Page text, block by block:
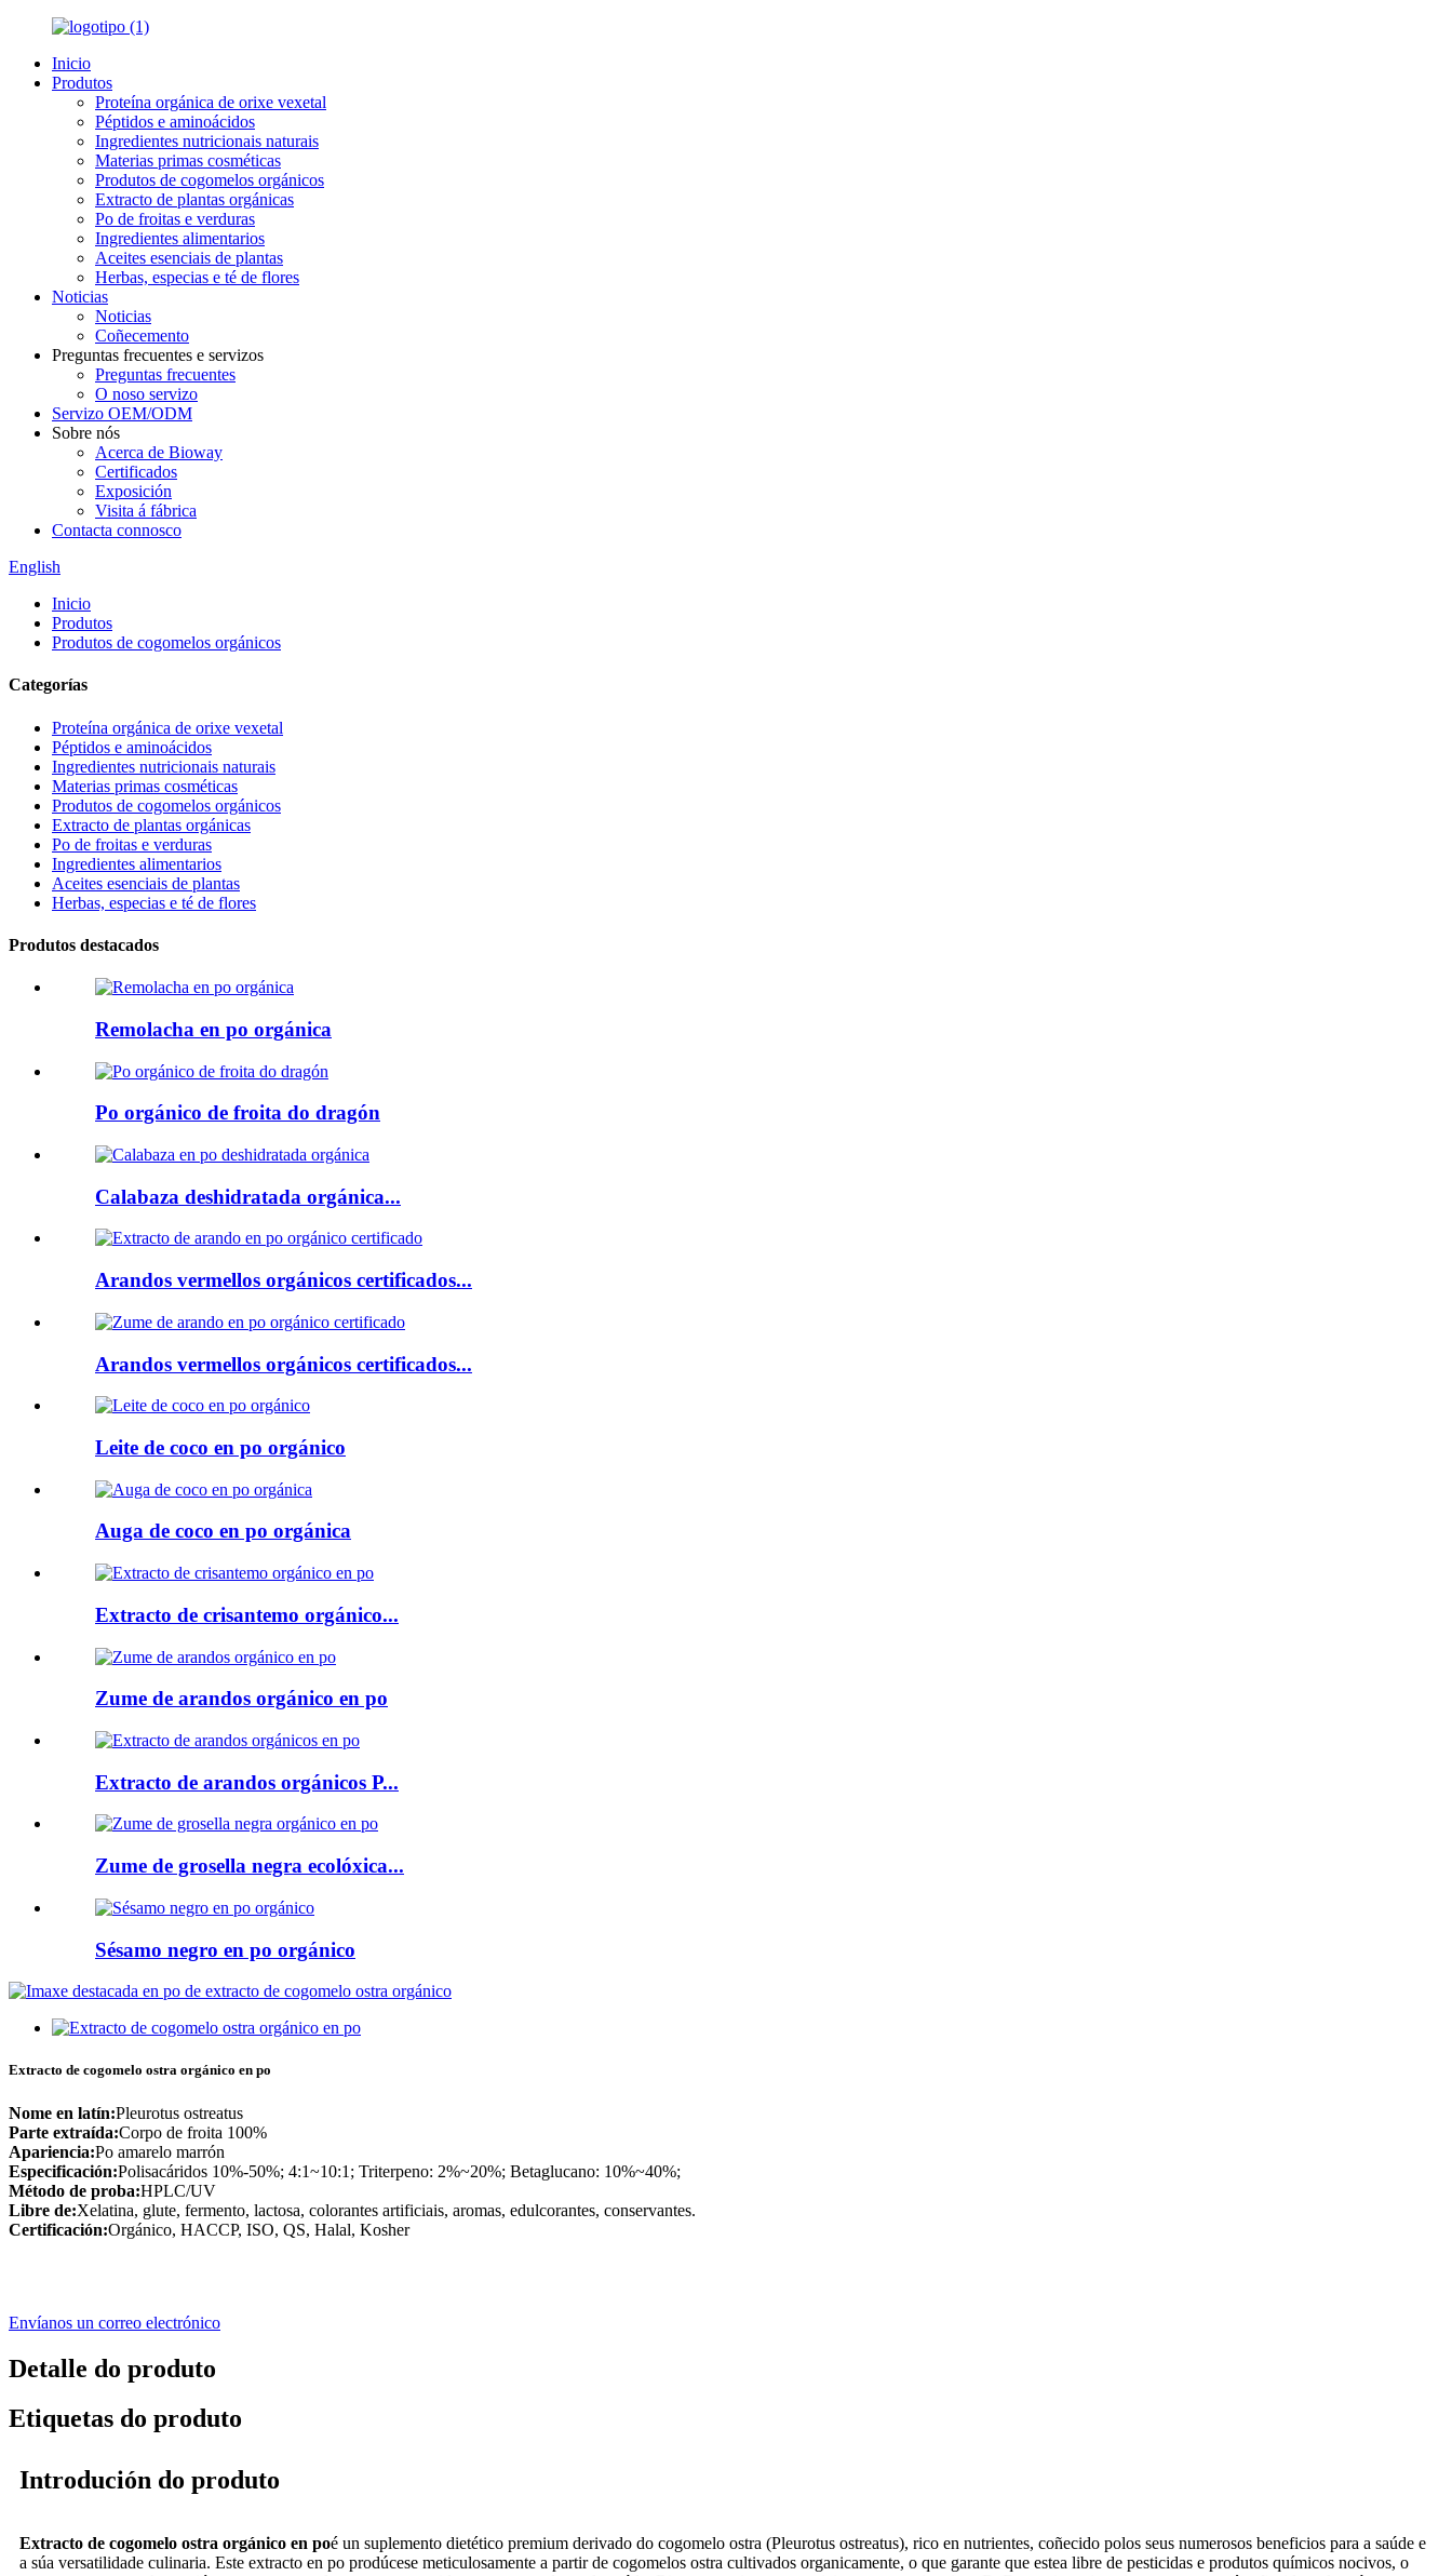
Inicio
Produtos
Proteína orgánica de orixe vexetal
Péptidos e aminoácidos
Ingredientes nutricionais naturais
Materias primas cosméticas
Produtos de cogomelos orgánicos
Extracto de plantas orgánicas
Po de froitas e verduras
Ingredientes alimentarios
Aceites esenciais de plantas
Herbas, especias e té de flores
Noticias
Noticias
Coñecemento
Preguntas frecuentes e servizos
Preguntas frecuentes
O noso servizo
Servizo OEM/ODM
Sobre nós
Acerca de Bioway
Certificados
Exposición
Visita á fábrica
Contacta connosco
English
Inicio
Produtos
Produtos de cogomelos orgánicos
Categorías
Proteína orgánica de orixe vexetal
Péptidos e aminoácidos
Ingredientes nutricionais naturais
Materias primas cosméticas
Produtos de cogomelos orgánicos
Extracto de plantas orgánicas
Po de froitas e verduras
Ingredientes alimentarios
Aceites esenciais de plantas
Herbas, especias e té de flores
Produtos destacados
Remolacha en po orgánica
Po orgánico de froita do dragón
Calabaza deshidratada orgánica...
Arandos vermellos orgánicos certificados...
Arandos vermellos orgánicos certificados...
Leite de coco en po orgánico
Auga de coco en po orgánica
Extracto de crisantemo orgánico...
Zume de arandos orgánico en po
Extracto de arandos orgánicos P...
Zume de grosella negra ecolóxica...
Sésamo negro en po orgánico
Extracto de cogomelo ostra orgánico en po
Nome en latín:Pleurotus ostreatus
Parte extraída:Corpo de froita 100%
Apariencia:Po amarelo marrón
Especificación:Polisacáridos 10%-50%; 4:1~10:1; Triterpeno: 2%~20%; Betaglucano: 10%~40%;
Método de proba:HPLC/UV
Libre de:Xelatina, glute, fermento, lactosa, colorantes artificiais, aromas, edulcorantes, conservantes.
Certificación:Orgánico, HACCP, ISO, QS, Halal, Kosher
Envíanos un correo electrónico
Detalle do produto
Etiquetas do produto
Introdución do produto
Extracto de cogomelo ostra orgánico en poé un suplemento dietético premium derivado do cogomelo ostra (Pleurotus ostreatus), rico en nutrientes, coñecido polos seus numerosos beneficios para a saúde e
a súa versatilidade culinaria. Este extracto en po prodúcese meticulosamente a partir de cogomelos ostra cultivados organicamente, o que garante que estea libre de pesticidas e produtos químicos nocivos, o